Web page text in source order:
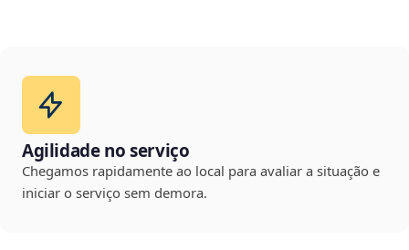
Agilidade no serviço
Chegamos rapidamente ao local para avaliar a situação e
iniciar o serviço sem demora.